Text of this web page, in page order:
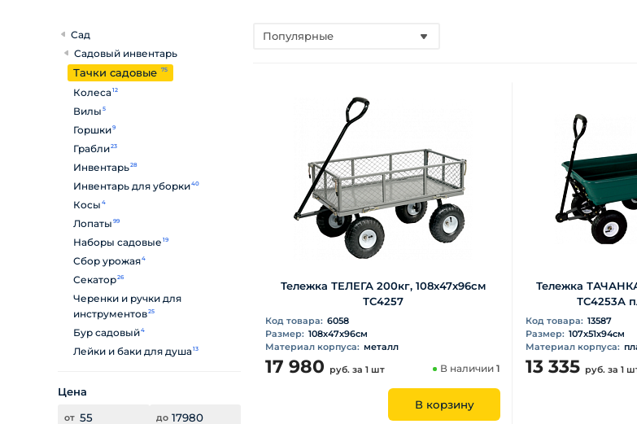
Сад
Садовый инвентарь
Тачки садовые 75
Колеса12
Вилы 5
Горшки9
Грабли23
Инвентарь28
Инвентарь для уборки40
Косы 4
Лопаты 99
Наборы садовые 19
Сбор урожая4
Секатор26
Черенки и ручки для
инструментов25
Бур садовый4
Лейки и баки для душа13
Цена
от до
Популярные
Тележка ТЕЛЕГА 200кг, 108х47х96см
ТС4257
Код товара: 6058
Размер: 108х47х96см
Материал корпуса: металл
17 980 руб. за 1 шт В наличии1
В корзину
Тележка ТАЧАНКА
ТС4253А
Код товара: 13587
Размер: 107х51х94см
Материал корпуса:
13 335 руб.за 1